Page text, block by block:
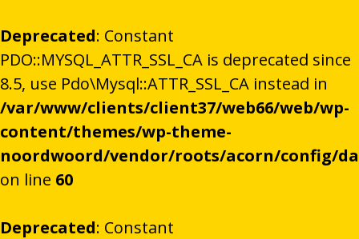
Deprecated: Constant
PDO::MYSQL_ATTR_SSL_CA is deprecated since
8.5, use Pdo\Mysql::ATTR_SSL_CA instead in
/var/www/clients/client37/web66/web/wp-
content/themes/wp-theme-
noordwoord/vendor/roots/acorn/config/
on line 60
Deprecated: Constant